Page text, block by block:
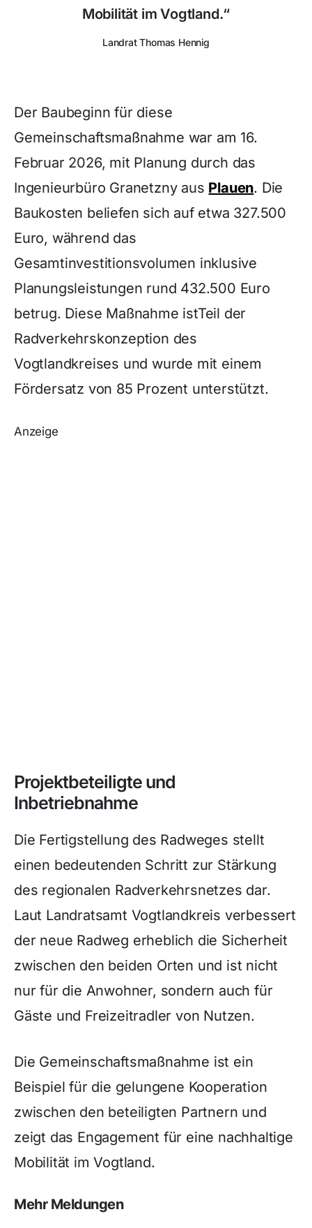
Mobilität im Vogtland.“
Landrat Thomas Hennig
Der Baubeginn für diese
Gemeinschaftsmaßnahme war am 16.
Februar 2026, mit Planung durch das
Ingenieurbüro Granetzny aus Plauen. Die
Baukosten beliefen sich auf etwa 327.500
Euro, während das
Gesamtinvestitionsvolumen inklusive
Planungsleistungen rund 432.500 Euro
betrug. Diese Maßnahme istTeil der
Radverkehrskonzeption des
Vogtlandkreises und wurde mit einem
Fördersatz von 85 Prozent unterstützt.
Anzeige
Projektbeteiligte und
Inbetriebnahme
Die Fertigstellung des Radweges stellt
einen bedeutenden Schritt zur Stärkung
des regionalen Radverkehrsnetzes dar.
Laut Landratsamt Vogtlandkreis verbessert
der neue Radweg erheblich die Sicherheit
zwischen den beiden Orten und ist nicht
nur für die Anwohner, sondern auch für
Gäste und Freizeitradler von Nutzen.
Die Gemeinschaftsmaßnahme ist ein
Beispiel für die gelungene Kooperation
zwischen den beteiligten Partnern und
zeigt das Engagement für eine nachhaltige
Mobilität im Vogtland.
Mehr Meldungen